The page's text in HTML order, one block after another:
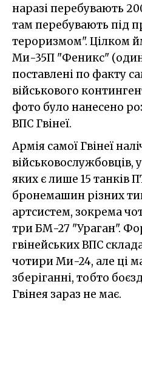
наразі перебувають
там перебувають під
тероризмом". Цілком
Ми-35П "Феникс" (один
поставлені по факту
військового
фото було нанесено
ВПС Гвінеї.
Армія самої Гвінеї
військовослужбовців,
яких є лише 15 танків
бронемашин різних
артсистем, зокрема
три БМ-27 "Ураган".
гвінейських ВПС
чотири Ми-24, але ці
зберіганні, тобто
Гвінея зараз не має.